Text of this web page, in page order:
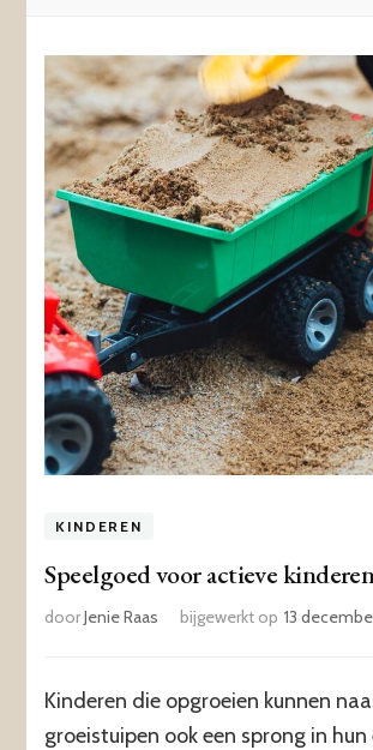
KINDEREN
Speelgoed voor actieve
doorJenie Raas bijgewerkt op 13
Kinderen die opgroeien kunnen
groeistuipen ook een sprong in hun